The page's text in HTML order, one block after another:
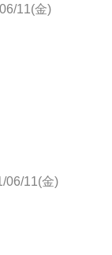
11(金)
06/11(金)